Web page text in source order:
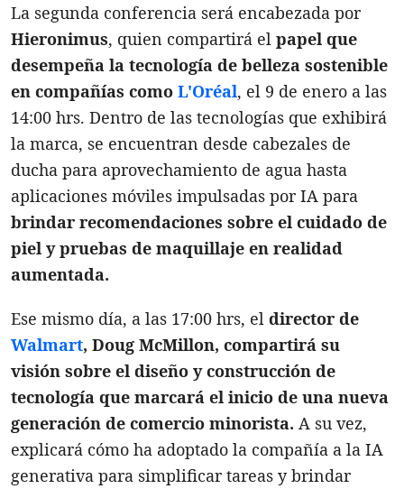
La segunda conferencia será encabezada por
Hieronimus, quien compartirá el papel que
desempeña la tecnología de belleza sostenible
en compañías como L'Oréal, el 9 de enero a las
14:00 hrs. Dentro de las tecnologías que exhibirá
la marca, se encuentran desde cabezales de
ducha para aprovechamiento de agua hasta
aplicaciones móviles impulsadas por IA para
brindar recomendaciones sobre el cuidado de
piel y pruebas de maquillaje en realidad
aumentada.
Ese mismo día, a las 17:00 hrs, el director de
Walmart, Doug McMillon, compartirá su
visión sobre el diseño y construcción de
tecnología que marcará el inicio de una nueva
generación de comercio minorista. A su vez,
explicará cómo ha adoptado la compañía a la IA
generativa para simplificar tareas y brindar